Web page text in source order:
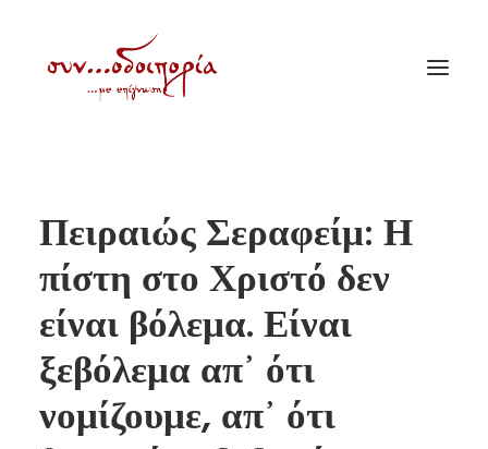
ΘΕΜΑΤΟΛΟΓΙΑ
ΑΝΑΚΟΙΝΩΣΕΙΣ
ΕΝΟΡΙΑ ΕΝ ΔΡΑΣΕΙ
ΕΥΑΓΓΕΛΙΣΤΡΙΑ ΠΕΙΡΑΙΏΣ
VIDEO
ΠΑΛΑΙΑ ΣΥΝΟΔΟΙΠΟΡΙΑ
Πειραιώς Σεραφείμ: Η
πίστη στο Χριστό δεν
είναι βόλεμα. Είναι
ξεβόλεμα απ᾽ ότι
νομίζουμε, απ᾽ ότι